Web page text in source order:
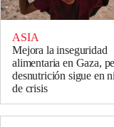
ASIA
Mejora la inseguridad
alimentaria en Gaza,
desnutrición sigue en
de crisis